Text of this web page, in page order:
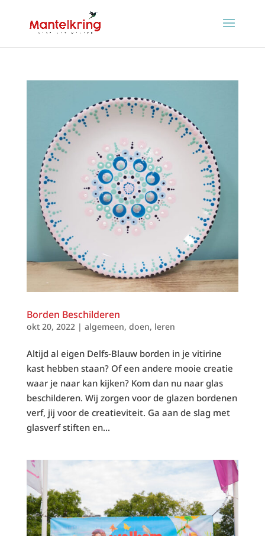
Borden Beschilderen
okt 20, 2022| algemeen, doen, leren
Altijd al eigen Delfs-Blauw borden in je vitirine
kast hebben staan? Of een andere mooie creatie
waar je naar kan kijken? Kom dan nu naar glas
beschilderen. Wij zorgen voor de glazen bordenen
verf, jij voor de creatieviteit. Ga aan de slag met
glasverf stiften en...